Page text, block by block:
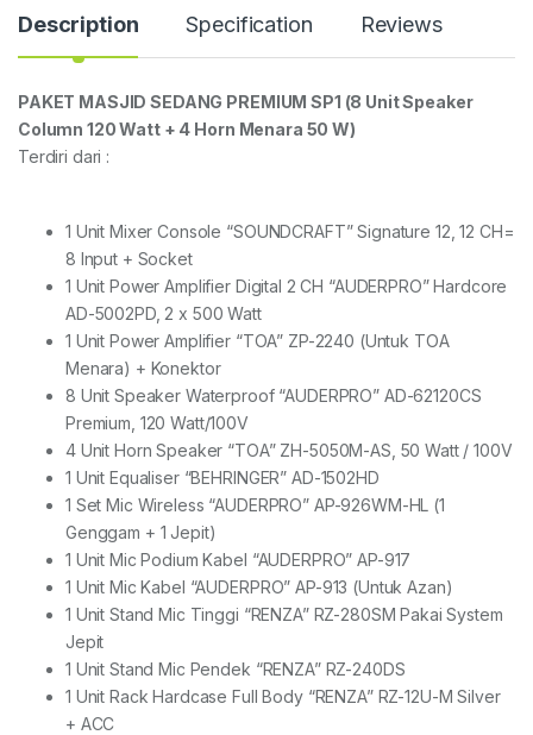
Description Specification Reviews
PAKET MASJID SEDANG PREMIUM SP1 (8 Unit Speaker
Column 120 Watt + 4 Horn Menara 50 W)
Terdiri dari :
1 Unit Mixer Console “SOUNDCRAFT” Signature 12, 12 CH=
8 Input + Socket
1 Unit Power Amplifier Digital 2 CH “AUDERPRO” Hardcore
AD-5002PD, 2 x 500 Watt
1 Unit Power Amplifier “TOA” ZP-2240 (Untuk TOA
Menara) + Konektor
8 Unit Speaker Waterproof “AUDERPRO” AD-62120CS
Premium, 120 Watt/100V
4 Unit Horn Speaker “TOA” ZH-5050M-AS, 50 Watt / 100V
1 Unit Equaliser “BEHRINGER” AD-1502HD
1 Set Mic Wireless “AUDERPRO” AP-926WM-HL (1
Genggam + 1 Jepit)
1 Unit Mic Podium Kabel “AUDERPRO” AP-917
1 Unit Mic Kabel “AUDERPRO” AP-913 (Untuk Azan)
1 Unit Stand Mic Tinggi “RENZA” RZ-280SM Pakai System
Jepit
1 Unit Stand Mic Pendek “RENZA” RZ-240DS
1 Unit Rack Hardcase Full Body “RENZA” RZ-12U-M Silver
+ ACC